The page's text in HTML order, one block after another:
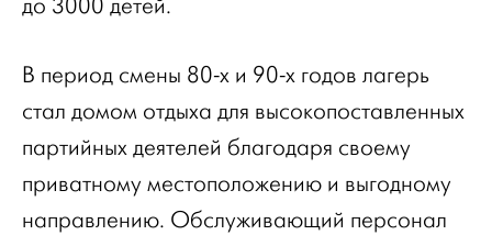
до 3000 детей.
В период смены 80-х и 90-х годов лагерь
стал домом отдыха для высокопоставленных
партийных деятелей благодаря своему
приватному местоположению и выгодному
направлению. Обслуживающий персонал